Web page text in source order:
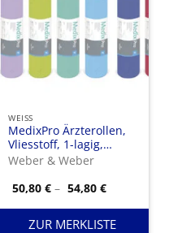
WEISS
MedixPro Ärzterollen,
Vliesstoff, 1-lagig,
Länge 50 m weiß
Weber & Weber
50,80€ – 54,80€
50,80 €
bis
54,80 €
ZUR MERKLISTE